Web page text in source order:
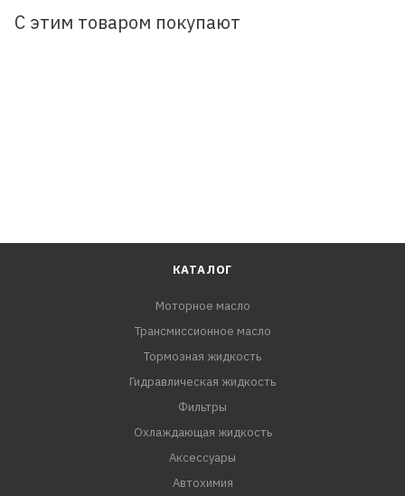
С этим товаром покупают
КАТАЛОГ
Моторное масло
Трансмиссионное масло
Тормозная жидкость
Гидравлическая жидкость
Фильтры
Охлаждающая жидкость
Аксессуары
Автохимия